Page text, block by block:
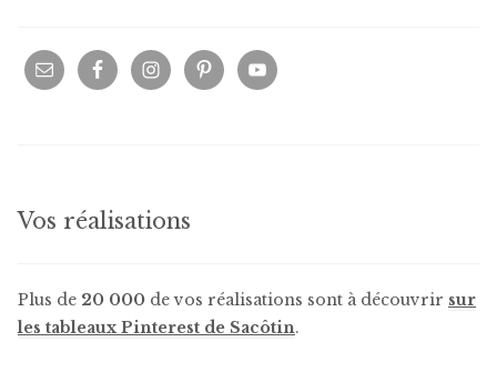
Vos réalisations
Plus de 20 000 de vos réalisations sont à découvrir sur
les tableaux Pinterest de Sacôtin.